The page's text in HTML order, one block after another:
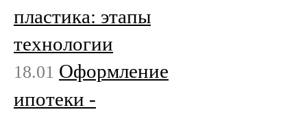
пластика: этапы
технологии
18.01 Оформление
ипотеки -